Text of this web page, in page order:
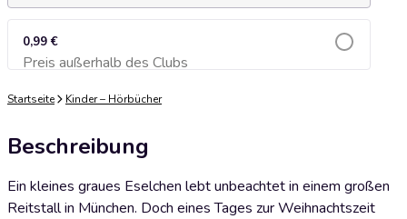
0,99 €
Preis außerhalb des ClubsZum Warenkorb hinzufügen
Startseite Kinder – Hörbücher
Beschreibung
Ein kleines graues Eselchen lebt unbeachtet in einem großen
Reitstall in München. Doch eines Tages zur Weihnachtszeit